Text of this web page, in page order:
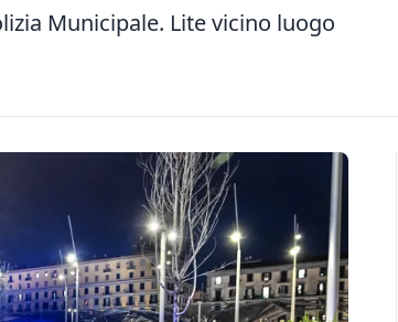
Municipale. Lite vicino luogo